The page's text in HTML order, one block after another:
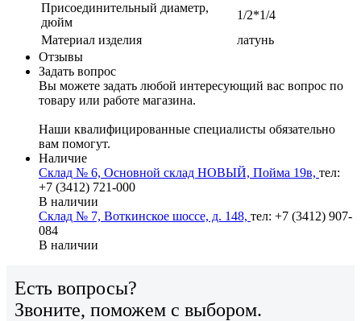
Присоединительный диаметр,
дюйм
1/2*1/4
Материал изделия
латунь
Отзывы
Задать вопрос
Вы можете задать любой интересующий вас вопрос по
товару или работе магазина.
Наши квалифицированные специалисты обязательно
вам помогут.
Наличие
Склад № 6, Основной склад НОВЫЙ, Пойма 19в, тел:
+7 (3412) 721-000
В наличии
Склад № 7, Воткинское шоссе, д. 148, тел: +7 (3412) 907-
084
В наличии
Есть вопросы?
Звоните, поможем с выбором.